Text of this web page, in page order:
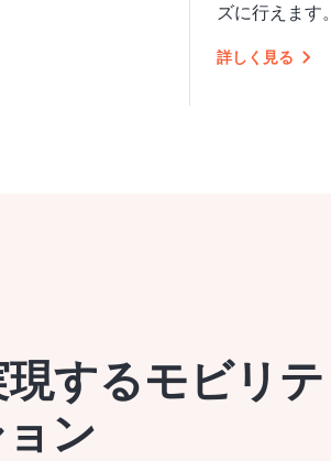
ズに行えます。
詳しく見る
するモビリテ
ン